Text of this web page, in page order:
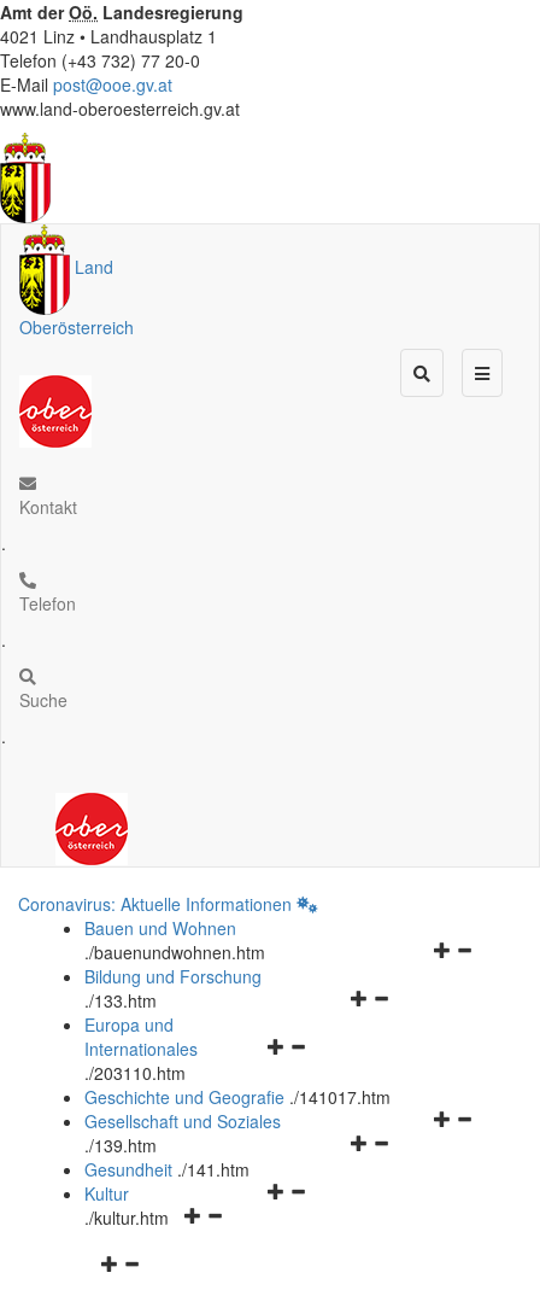
Amt derOö. Landesregierung
4021 Linz • Landhausplatz 1
Telefon (+43 732) 77 20-0
E-Mail post@ooe.gv.at
www.land-oberoesterreich.gv.at
Land
Oberösterreich
Kontakt
.
Telefon
.
Suche
.
Coronavirus: Aktuelle Informationen
Bauen und Wohnen
./bauenundwohnen.htm
Navigationsmenü
Bildung und Forschung
./133.htm
Navigationsmenü
und
schließen
Europa und
Internationales
./203110.htm
Geschichte und Geografie ./141017.htm
Navigationsmenü
Gesellschaft und Soziales
./139.htm
Navigationsmenü
Gesundheit ./141.htm
Navigationsmenü
Kultur
./kultur.htm
Navigationsmenü